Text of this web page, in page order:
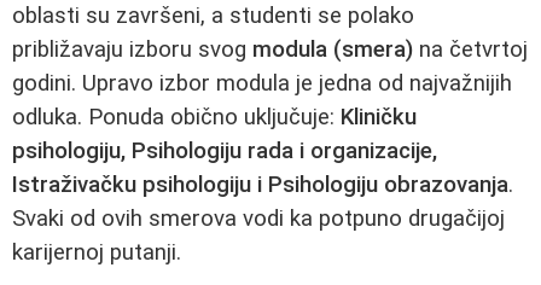
oblasti su završeni, a studenti se polako
približavaju izboru svog modula (smera) na četvrtoj
godini. Upravo izbor modula je jedna od najvažnijih
odluka. Ponuda obično uključuje: Kliničku
psihologiju, Psihologiju rada i organizacije,
Istraživačku psihologiju i Psihologiju obrazovanja.
Svaki od ovih smerova vodi ka potpuno drugačijoj
karijernoj putanji.